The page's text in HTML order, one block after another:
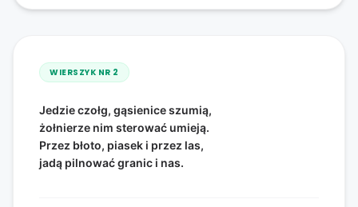
WIERSZYK NR 2
Jedzie czołg, gąsienice szumią,
żołnierze nim sterować umieją.
Przez błoto, piasek i przez las,
jadą pilnować granic i nas.